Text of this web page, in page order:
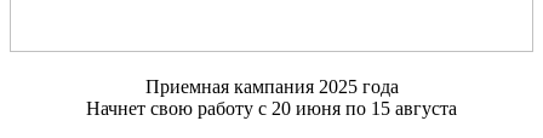
Приемная кампания 2025 года
Начнет свою работу с 20 июня по 15 августа